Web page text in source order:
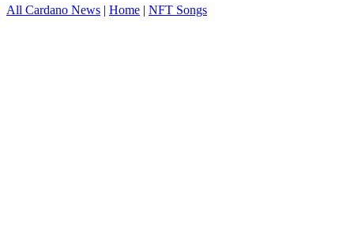
All Cardano News | Home | NFT Songs